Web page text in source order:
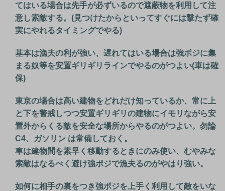
てはいる場合は先手が必ずいるので遮蔽物を利用して注
意し索敵する。(見つけたからといってすぐには撃たず確
実にやれるタイミングでやる)
基本は漁夫の利が強い、遅れてはいる場合は強ポジに集
まる奴等を安置ギリギリラインでやるのがつよい(車は確
保)
東京の場合は高い建物をどれだけ知っているか、常に上
と下を警戒しつつ安置ギリギリの建物にイモリながら安
置外からくる敵を安全な場所からやるのがつよい。勿論
C4、ガソリン は常備しておく。
車は建物間を素早く移動するときにのみ使い、むやみな
索敵はなるべく避け強ポジで漁夫るのがやはり強い。
如何に相手の裏をつき強ポジを上手く利用して敵をいな